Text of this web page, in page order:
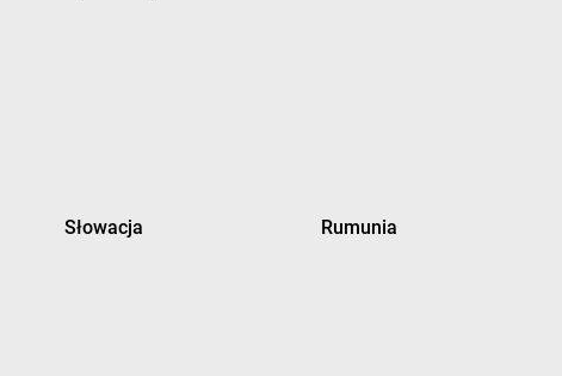
Słowacja Rumunia